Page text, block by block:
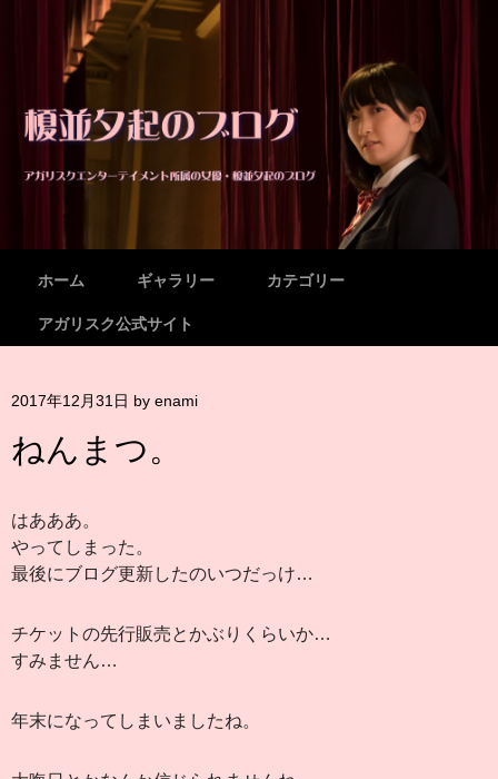
メニュー
コンテンツへスキップ
ホーム ギャラリー カテゴリー
アガリスク公式サイト
2017年12月31日 by enami
ねんまつ。
はあああ。
やってしまった。
最後にブログ更新したのいつだっけ…
チケットの先行販売とかぶりくらいか…
すみません…
年末になってしまいましたね。